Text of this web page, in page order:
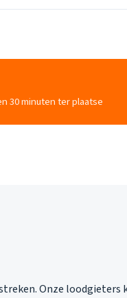
30 minuten ter plaatse
Onze loodgieters